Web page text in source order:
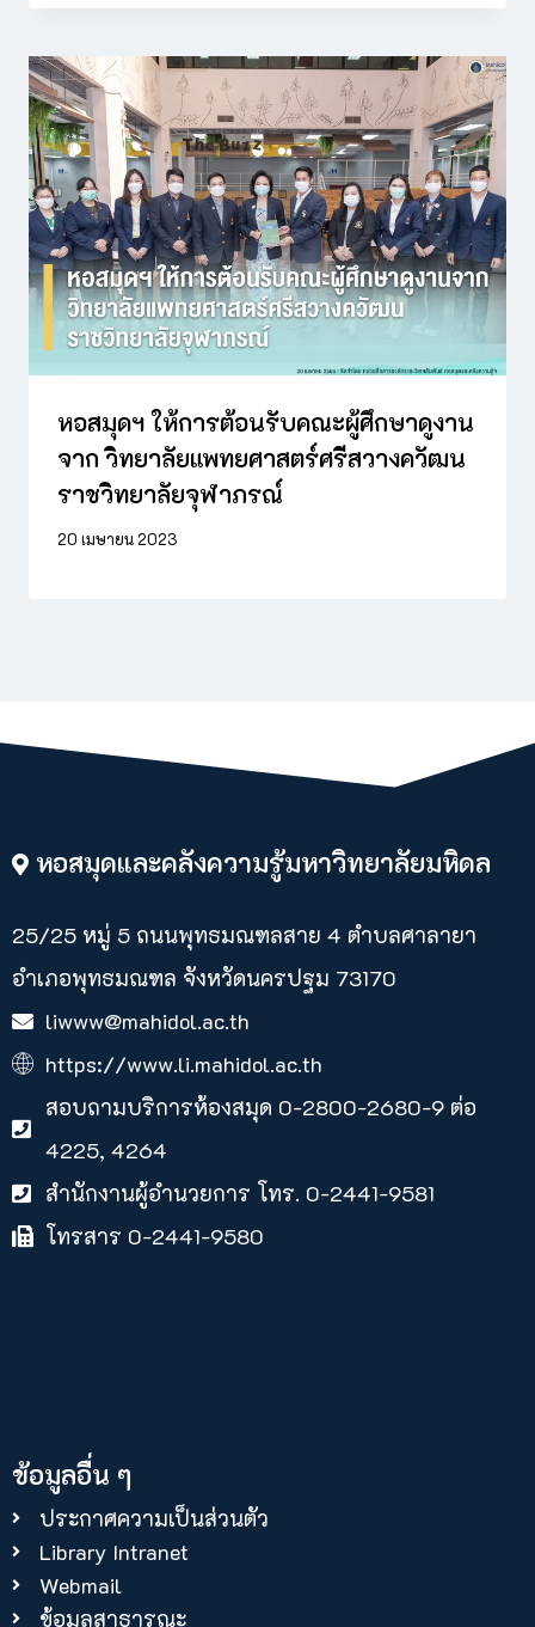
หอสมุดฯ ให้การต้อนรับคณะผู้ศึกษาดูงาน
จาก วิทยาลัยแพทยศาสตร์ศรีสวางควัฒน
ราชวิทยาลัยจุฬาภรณ์
20 เมษายน 2023
หอสมุดและคลังความรู้มหาวิทยาลัยมหิดล
25/25 หมู่ 5 ถนนพุทธมณฑลสาย 4 ตำบลศาลายา​
อำเภอพุทธมณฑล จังหวัดนครปฐม 73170
liwww@mahidol.ac.th
https://www.li.mahidol.ac.th
สอบถามบริการห้องสมุด 0-2800-2680-9 ต่อ
4225, 4264
สำนักงานผู้อำนวยการ โทร. 0-2441-9581
โทรสาร 0-2441-9580
ข้อมูลอื่น ๆ
ประกาศความเป็นส่วนตัว
Library Intranet
Webmail
ข้อมูลสาธารณะ